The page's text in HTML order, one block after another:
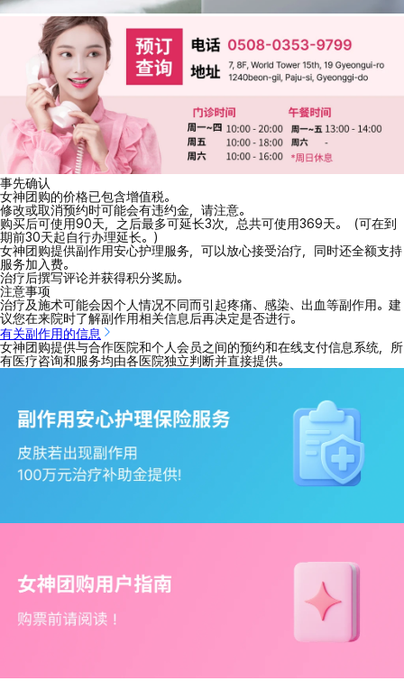
事先确认
女神团购的价格已包含增值税。
修改或取消预约时可能会有违约金，请注意。
购买后可使用90天，之后最多可延长3次，总共可使用369天。（可在到
期前30天起自行办理延长。）
女神团购提供副作用安心护理服务，可以放心接受治疗，同时还全额支持
服务加入费。
治疗后撰写评论并获得积分奖励。
注意事项
治疗及施术可能会因个人情况不同而引起疼痛、感染、出血等副作用。建
议您在来院时了解副作用相关信息后再决定是否进行。
有关副作用的信息
女神团购提供与合作医院和个人会员之间的预约和在线支付信息系统，所
有医疗咨询和服务均由各医院独立判断并直接提供。